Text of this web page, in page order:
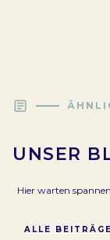
article
UNSER
Hier warten
ALLE